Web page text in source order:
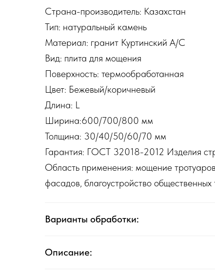
Страна-производитель: Казахстан
Тип: натуральный камень
Материал: гранит Куртинский А/С
Вид: плита для мощения
Поверхность: термообработанная
Цвет: Бежевый/коричневый
Длина: L
Ширина:600/700/800 мм
Толщина: 30/40/50/60/70 мм
Гарантия: ГОСТ 32018-2012 Изделия
Область применения: мощение
фасадов, благоустройство
Варианты обработки:
Описание: